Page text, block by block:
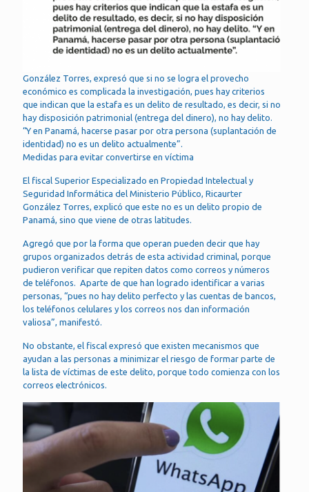
González Torres, expresó que si no se logra el provecho
económico es complicada la investigación, pues hay criterios
que indican que la estafa es un delito de resultado, es decir, si no
hay disposición patrimonial (entrega del dinero), no hay delito.
“Y en Panamá, hacerse pasar por otra persona (suplantación de
identidad) no es un delito actualmente”.
Medidas para evitar convertirse en víctima
El fiscal Superior Especializado en Propiedad Intelectual y
Seguridad Informática del Ministerio Público, Ricaurter
González Torres, explicó que este no es un delito propio de
Panamá, sino que viene de otras latitudes.
Agregó que por la forma que operan pueden decir que hay
grupos organizados detrás de esta actividad criminal, porque
pudieron verificar que repiten datos como correos y números
de teléfonos. Aparte de que han logrado identificar a varias
personas, “pues no hay delito perfecto y las cuentas de bancos,
los teléfonos celulares y los correos nos dan información
valiosa”, manifestó.
No obstante, el fiscal expresó que existen mecanismos que
ayudan a las personas a minimizar el riesgo de formar parte de
la lista de víctimas de este delito, porque todo comienza con los
correos electrónicos.